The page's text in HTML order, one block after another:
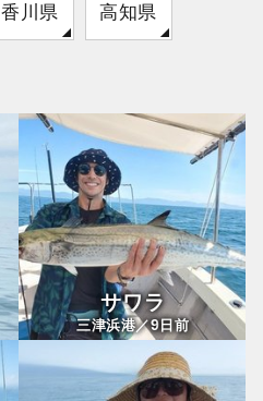
香川県 高知県
サワラ
三津浜港／9日前